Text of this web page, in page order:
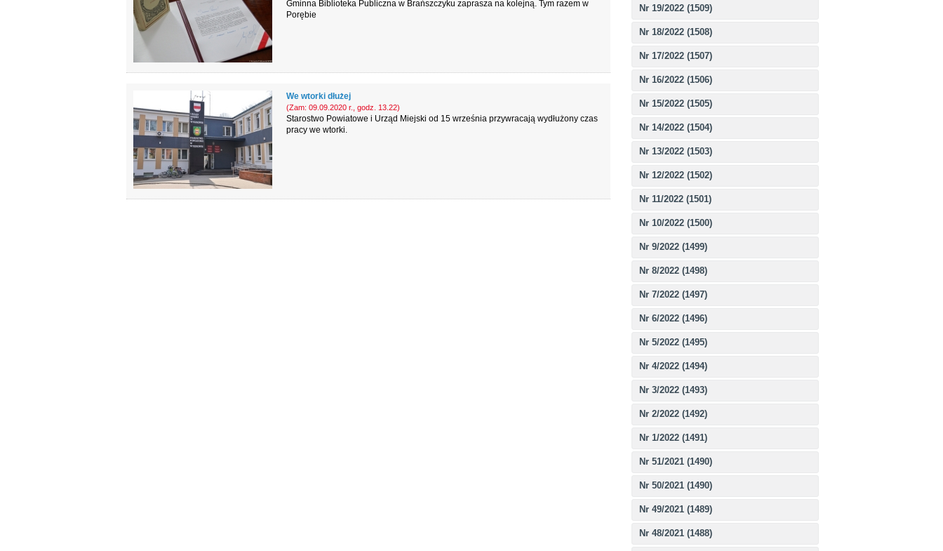
Nr 19/2022 (1509)
Nr 18/2022 (1508)
Nr 17/2022 (1507)
Nr 16/2022 (1506)
Nr 15/2022 (1505)
Nr 14/2022 (1504)
Nr 13/2022 (1503)
Nr 12/2022 (1502)
Nr 11/2022 (1501)
Nr 10/2022 (1500)
Nr 9/2022 (1499)
Nr 8/2022 (1498)
Nr 7/2022 (1497)
Nr 6/2022 (1496)
Nr 5/2022 (1495)
Nr 4/2022 (1494)
Nr 3/2022 (1493)
Nr 2/2022 (1492)
Nr 1/2022 (1491)
Nr 51/2021 (1490)
Nr 50/2021 (1490)
Nr 49/2021 (1489)
Nr 48/2021 (1488)
Gminna Biblioteka Publiczna w Brańszczyku zaprasza na kolejną. Tym razem w
Porębie
We wtorki dłużej
(Zam: 09.09.2020 r., godz. 13.22)
Starostwo Powiatowe i Urząd Miejski od 15 września przywracają wydłużony czas
pracy we wtorki.